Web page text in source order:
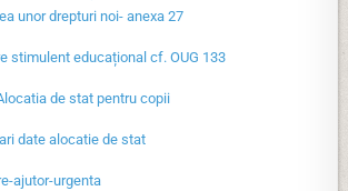
unor drepturi noi- anexa 27
stimulent educațional cf. OUG 133
de stat pentru copii
date alocatie de stat
ajutor-urgenta